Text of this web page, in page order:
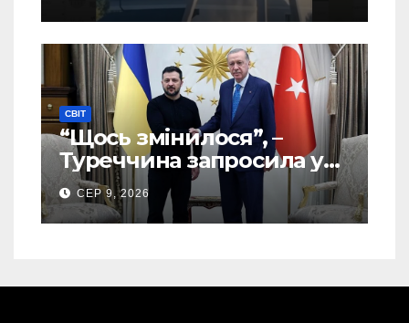
СВІТ
“Щось змінилося”, –
Туреччина запросила у
США дозвіл передати
Україні ATACMS та M270
СЕР 9, 2026